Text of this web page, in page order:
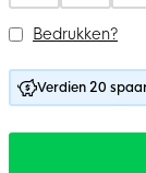
Bedrukken?
Verdien 20